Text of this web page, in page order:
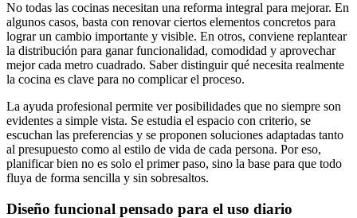
No todas las cocinas necesitan una reforma integral para mejorar. En
algunos casos, basta con renovar ciertos elementos concretos para
lograr un cambio importante y visible. En otros, conviene replantear
la distribución para ganar funcionalidad, comodidad y aprovechar
mejor cada metro cuadrado. Saber distinguir qué necesita realmente
la cocina es clave para no complicar el proceso.
La ayuda profesional permite ver posibilidades que no siempre son
evidentes a simple vista. Se estudia el espacio con criterio, se
escuchan las preferencias y se proponen soluciones adaptadas tanto
al presupuesto como al estilo de vida de cada persona. Por eso,
planificar bien no es solo el primer paso, sino la base para que todo
fluya de forma sencilla y sin sobresaltos.
Diseño funcional pensado para el uso diario